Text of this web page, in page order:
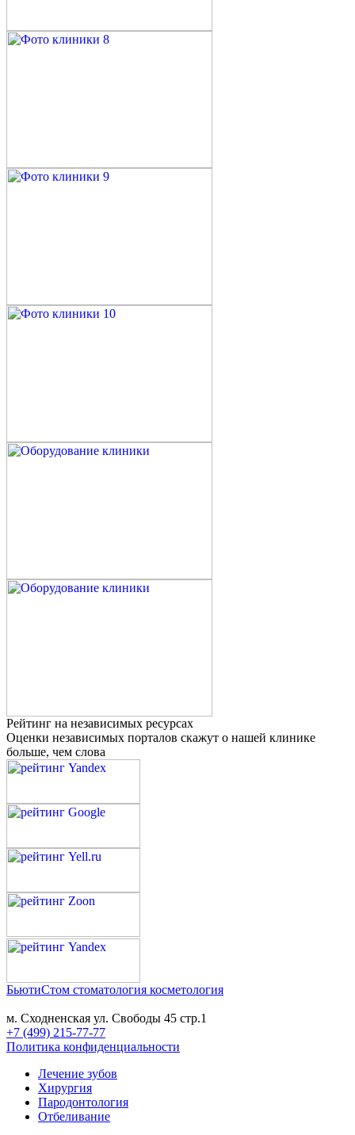
Рейтинг на независимых ресурсах
Оценки независимых порталов скажут о нашей клинике
больше, чем слова
БьютиСтом стоматология косметология
м. Сходненская ул. Свободы 45 стр.1
+7 (499) 215-77-77
Политика конфиденциальности
Лечение зубов
Хирургия
Пародонтология
Отбеливание